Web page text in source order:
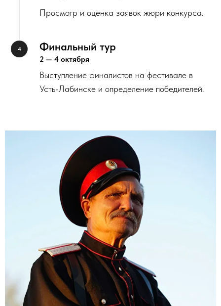
Просмотр и оценка заявок жюри конкурса.
Финальный тур
2 — 4 октября
Выступление финалистов на фестивале в
Усть-Лабинске и определение победителей.